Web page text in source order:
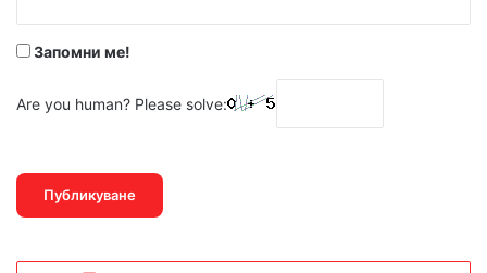
Запомни ме!
Are you human? Please solve: